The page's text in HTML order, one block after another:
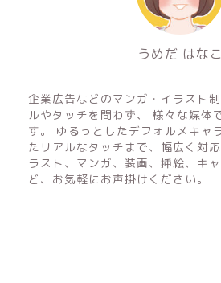
うめだ はなこ
企業広告などのマンガ・イラスト
ルやタッチを問わず、 様々な媒体
す。 ゆるっとしたデフォルメキャ
たリアルなタッチまで、幅広く対
ラスト、マンガ、装画、挿絵、キ
ど、お気軽にお声掛けください。